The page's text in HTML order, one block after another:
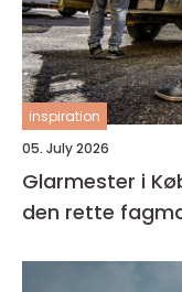
inspiration
05. July 2026
Glarmester i
den rette